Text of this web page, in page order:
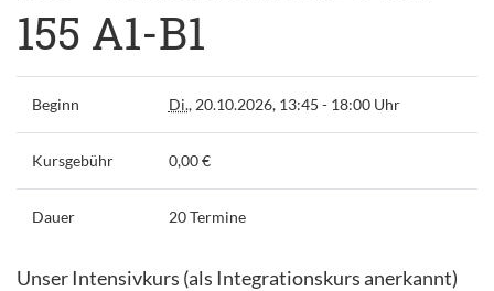
155 A1-B1
Beginn Di., 20.10.2026, 13:45 - 18:00 Uhr
Kursgebühr 0,00 €
Dauer 20 Termine
Unser Intensivkurs (als Integrationskurs anerkannt)